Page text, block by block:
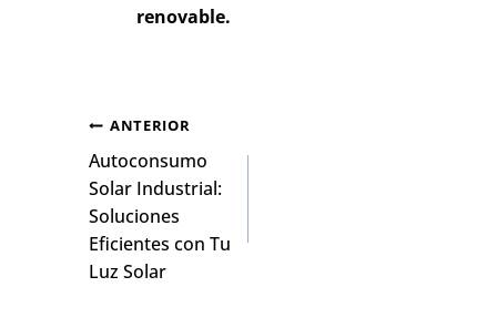
renovable.
ANTERIOR
Autoconsumo
Solar Industrial:
Soluciones
Eficientes con Tu
Luz Solar